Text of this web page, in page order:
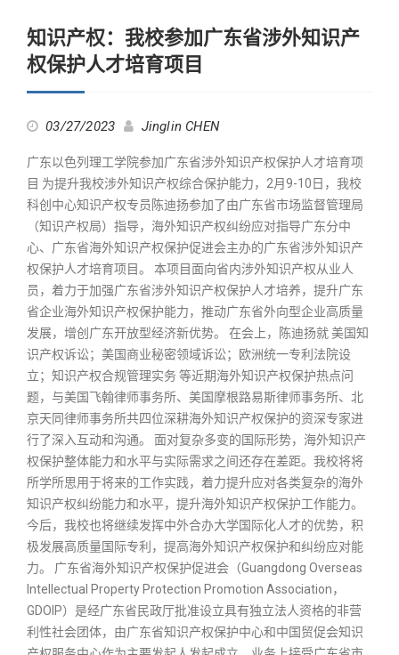
知识产权：我校参加广东省涉外知识产
权保护人才培育项目
03/27/2023 Jinglin CHEN
广东以色列理工学院参加广东省涉外知识产权保护人才培育项
目 为提升我校涉外知识产权综合保护能力，2月9-10日，我校
科创中心知识产权专员陈迪扬参加了由广东省市场监督管理局
（知识产权局）指导，海外知识产权纠纷应对指导广东分中
心、广东省海外知识产权保护促进会主办的广东省涉外知识产
权保护人才培育项目。 本项目面向省内涉外知识产权从业人
员，着力于加强广东省涉外知识产权保护人才培养，提升广东
省企业海外知识产权保护能力，推动广东省外向型企业高质量
发展，增创广东开放型经济新优势。 在会上，陈迪扬就 美国知
识产权诉讼；美国商业秘密领域诉讼；欧洲统一专利法院设
立；知识产权合规管理实务 等近期海外知识产权保护热点问
题，与美国飞翰律师事务所、美国摩根路易斯律师事务所、北
京天同律师事务所共四位深耕海外知识产权保护的资深专家进
行了深入互动和沟通。 面对复杂多变的国际形势，海外知识产
权保护整体能力和水平与实际需求之间还存在差距。我校将将
所学所思用于将来的工作实践，着力提升应对各类复杂的海外
知识产权纠纷能力和水平，提升海外知识产权保护工作能力。
今后，我校也将继续发挥中外合办大学国际化人才的优势，积
极发展高质量国际专利，提高海外知识产权保护和纠纷应对能
力。 广东省海外知识产权保护促进会（Guangdong Overseas
Intellectual Property Protection Promotion Association，
GDOIP）是经广东省民政厅批准设立具有独立法人资格的非营
利性社会团体，由广东省知识产权保护中心和中国贸促会知识